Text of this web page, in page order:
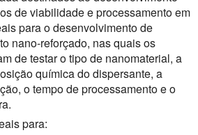
de viabilidade e processamento em
para o desenvolvimento de
nano-reforçado, nas quais os
de testar o tipo de nanomaterial, a
química do dispersante, a
o tempo de processamento e o
para: